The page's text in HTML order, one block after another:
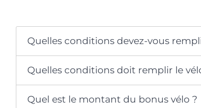
Quelles conditions devez-vous
Quelles conditions doit remplir le
Quel est le montant du bonus vélo ?